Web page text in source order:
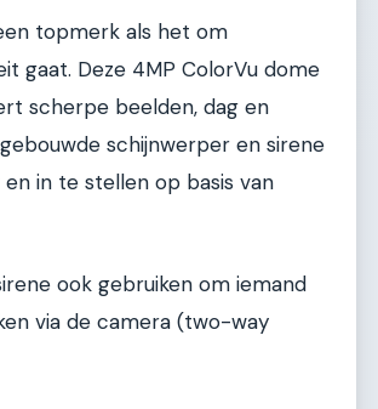
topmerk als het om
gaat. Deze 4MP ColorVu dome
scherpe beelden, dag en
schijnwerper en sirene
en in te stellen op basis van
ook gebruiken om iemand
via de camera (two-way